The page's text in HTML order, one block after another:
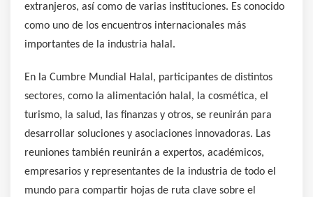
extranjeros, así como de varias instituciones. Es conocido
como uno de los encuentros internacionales más
importantes de la industria halal.
En la Cumbre Mundial Halal, participantes de distintos
sectores, como la alimentación halal, la cosmética, el
turismo, la salud, las finanzas y otros, se reunirán para
desarrollar soluciones y asociaciones innovadoras. Las
reuniones también reunirán a expertos, académicos,
empresarios y representantes de la industria de todo el
mundo para compartir hojas de ruta clave sobre el